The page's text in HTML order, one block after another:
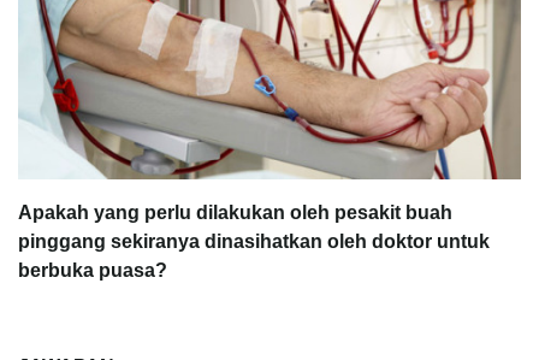
Apakah yang perlu dilakukan oleh pesakit buah
pinggang sekiranya dinasihatkan oleh doktor untuk
berbuka puasa?